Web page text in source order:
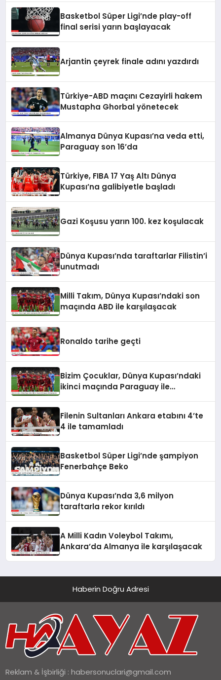
Basketbol Süper Ligi’nde play-off
final serisi yarın başlayacak
Arjantin çeyrek finale adını yazdırdı
Türkiye-ABD maçını Cezayirli hakem
Mustapha Ghorbal yönetecek
Almanya Dünya Kupası’na veda etti,
Paraguay son 16’da
Türkiye, FIBA 17 Yaş Altı Dünya
Kupası’na galibiyetle başladı
Gazi Koşusu yarın 100. kez koşulacak
Dünya Kupası’nda taraftarlar Filistin’i
unutmadı
Milli Takım, Dünya Kupası’ndaki son
maçında ABD ile karşılaşacak
Ronaldo tarihe geçti
Bizim Çocuklar, Dünya Kupası’ndaki
ikinci maçında Paraguay ile
Filenin Sultanları Ankara etabını 4’te
4 ile tamamladı
Basketbol Süper Ligi’nde şampiyon
Fenerbahçe Beko
Dünya Kupası’nda 3,6 milyon
taraftarla rekor kırıldı
A Milli Kadın Voleybol Takımı,
Ankara’da Almanya ile karşılaşacak
Haberin Doğru Adresi
Reklam & İşbirliği :habersonuclari@gmail.com